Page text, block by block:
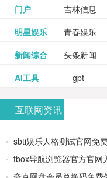
电影会推
荐好电影
给你。
社会保障
检验检疫
业务网
湖北省粮
食局
门户 吉林信息
网
腾讯充值
中心
明星娱乐 青春娱乐
网
网易娱乐
新闻综合 头条新闻
巾帼网
AI工具 gpt-
OpenAI最
高质量
互联网资讯
sbti娱乐人格测试官网免
tbox导航浏览器官方官网